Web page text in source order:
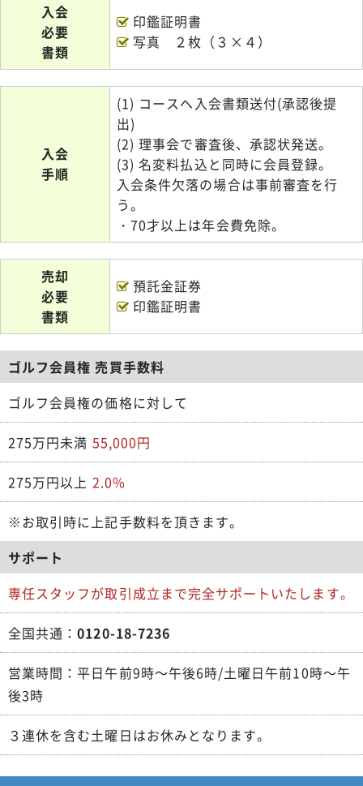
入会
必要
書類
印鑑証明書
写真 ２枚（３×４）
入会
手順
(1) コースへ入会書類送付(承認後提
出)
(2) 理事会で審査後、承認状発送。
(3) 名変料払込と同時に会員登録。
入会条件欠落の場合は事前審査を行
う。
・70才以上は年会費免除。
売却
必要
書類
預託金証券
印鑑証明書
ゴルフ会員権 売買手数料
ゴルフ会員権の価格に対して
275万円未満 55,000円
275万円以上 2.0%
※お取引時に上記手数料を頂きます。
サポート
専任スタッフが取引成立まで完全サポートいたします。
全国共通：0120-18-7236
営業時間：平日午前9時～午後6時/土曜日午前10時～午
後3時
３連休を含む土曜日はお休みとなります。